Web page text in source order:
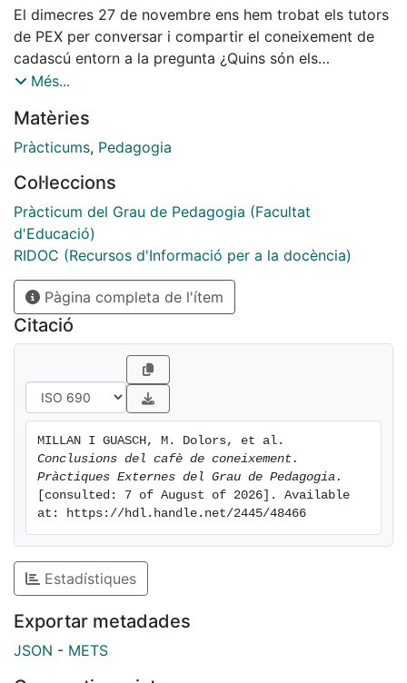
El dimecres 27 de novembre ens hem trobat els tutors
de PEX per conversar i compartir el coneixement de
cadascú entorn a la pregunta ¿Quins són els
continguts de les Pràctiques Externes del Grau de
continguts són els que hauríem de treballar en les
Sessions de Pràctica Reflexiva.
Més...
Matèries
Pràcticums, Pedagogia
Col·leccions
Pràcticum del Grau de Pedagogia (Facultat
d'Educació)
RIDOC (Recursos d'Informació per a la docència)
Pàgina completa de l'ítem
Citació
Conclusions del cafè de coneixement.
Pràctiques Externes del Grau de Pedagogia.
[consulted: 7 of August of 2026]. Available
at: https://hdl.handle.net/2445/48466
Estadístiques
Exportar metadades
JSON - METS